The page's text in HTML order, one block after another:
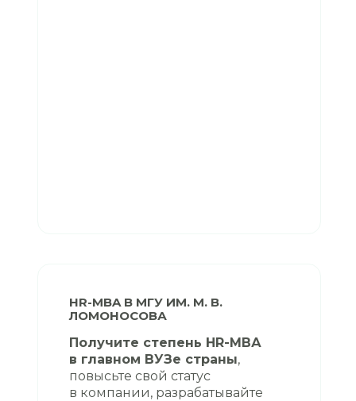
Получите степень HR-МВА
в главном ВУЗе страны,
повысьте свой статус
в компании, разрабатывайте
HR-MBA В МГУ ИМ. М. В.
ЛОМОНОСОВА